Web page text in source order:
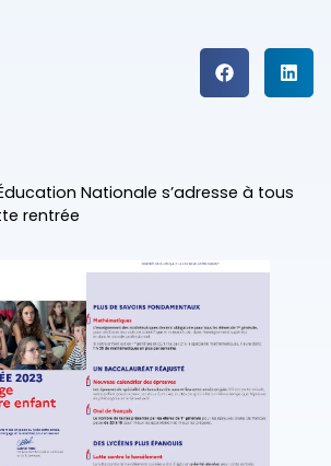
Nationale s’adresse à tous
rentrée